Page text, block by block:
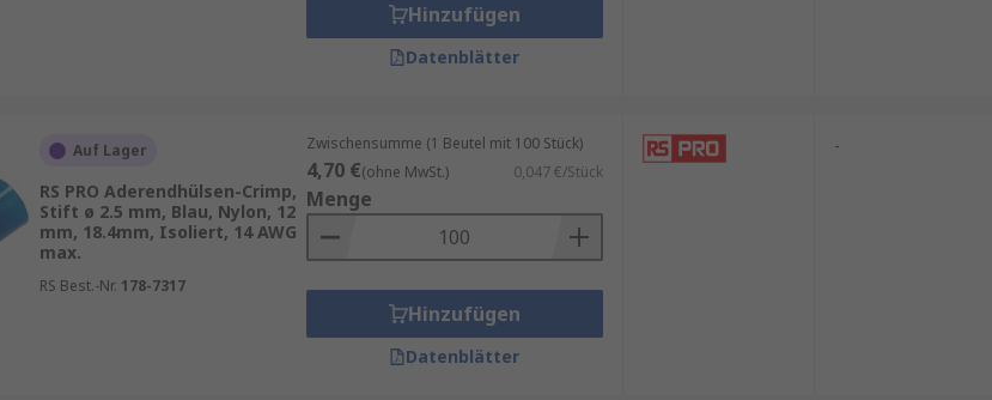
Hinzufügen
Datenblätter
Auf Lager
RS PRO Aderendhülsen-Crimp,
Stift ø 2.5 mm, Blau, Nylon, 12
mm, 18.4mm, Isoliert, 14 AWG
max.
RS Best.-Nr. 178-7317
Zwischensumme (1 Beutel mit 100 Stück)
4,70 €(ohne MwSt.) 0,047 €/Stück
Menge
Hinzufügen
Datenblätter
-